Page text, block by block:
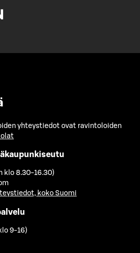
yhteystiedot ovat ravintoloiden
klo 8.30-16.30)
koko Suomi
9-16)